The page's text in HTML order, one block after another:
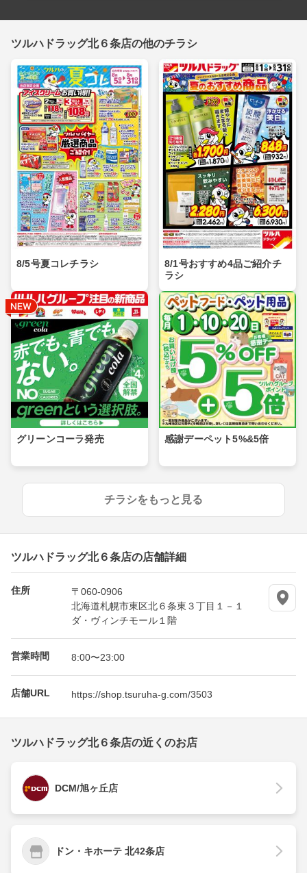
ツルハドラッグ北６条店の他のチラシ
8/5号夏コレチラシ
8/1号おすすめ4品ご紹介チ
ラシ
グリーンコーラ発売 感謝デーペット5%&5倍
チラシをもっと見る
ツルハドラッグ北６条店の店舗詳細
住所
〒060-0906
北海道札幌市東区北６条東３丁目１－１
ダ・ヴィンチモール１階
営業時間 8:00〜23:00
店舗URL https://shop.tsuruha-g.com/3503
ツルハドラッグ北６条店の近くのお店
DCM/旭ヶ丘店
ドン・キホーテ 北42条店